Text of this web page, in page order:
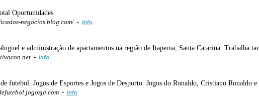
Oportunidades
negocios.blog.com/ - Info
e administração de apartamentos na região de Itapema, Santa Catarina. Trabalha
- Info
futebol. Jogos de Esportes e Jogos de Desporto. Jogos do Ronaldo, Cristiano Ronaldo e
- Info